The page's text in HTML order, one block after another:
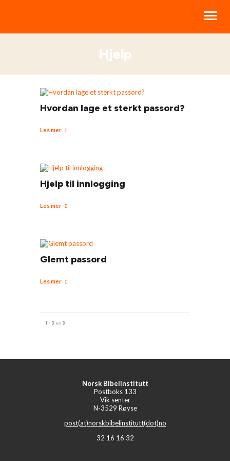
HJELP
MINE KURS
Hjelp
Hvordan lage et sterkt passord?
Les mer
Hjelp til innlogging
Les mer
Glemt passord
Les mer
1 - 3 av3
Norsk Bibelinstitutt
Postboks 133
Vik senter
N-3529 Røyse
post(at)norskbibelinstitutt(dot)no
32 16 16 32